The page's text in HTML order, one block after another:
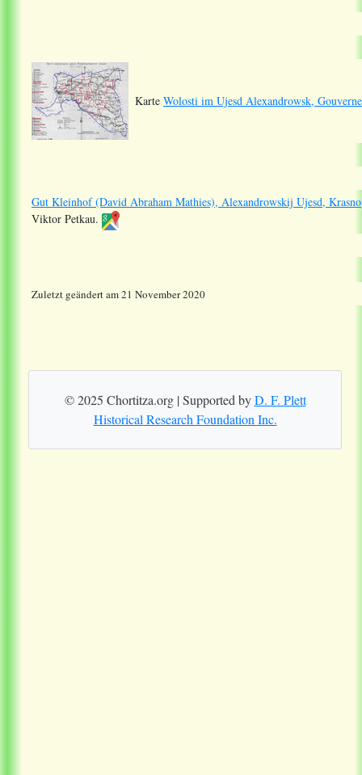
Karte Wolosti im Ujesd Alexandrowsk,
Gut Kleinhof (David Abraham Mathies), Alexandrowskij Ujesd,
Viktor Petkau.
Zuletzt geändert am 21 November 2020
© 2025 Chortitza.org | Supported byD. F. Plett
Historical Research Foundation Inc.